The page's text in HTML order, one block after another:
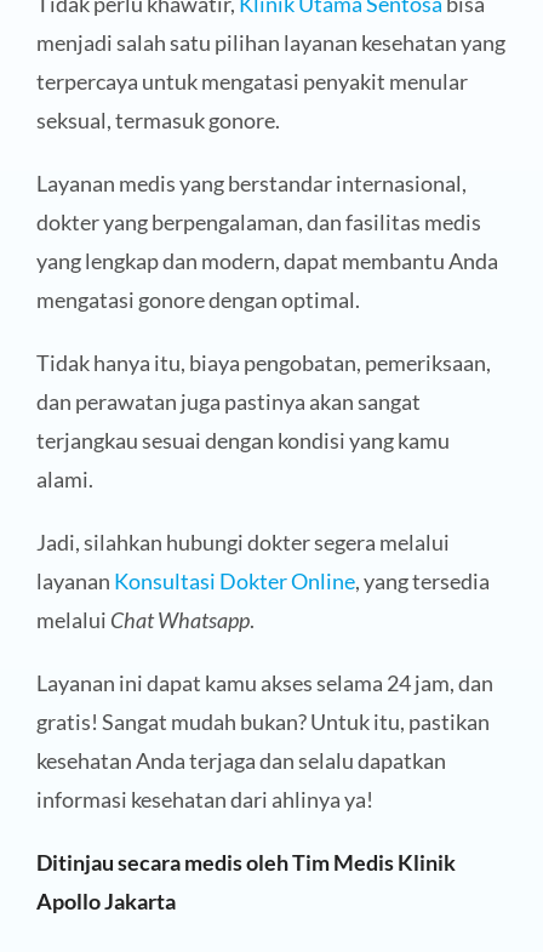
menjadi salah satu pilihan layanan kesehatan yang
terpercaya untuk mengatasi penyakit menular
seksual, termasuk gonore.
Layanan medis yang berstandar internasional,
dokter yang berpengalaman, dan fasilitas medis
yang lengkap dan modern, dapat membantu Anda
mengatasi gonore dengan optimal.
Tidak hanya itu, biaya pengobatan, pemeriksaan,
dan perawatan juga pastinya akan sangat
terjangkau sesuai dengan kondisi yang kamu
alami.
Jadi, silahkan hubungi dokter segera melalui
layanan Konsultasi Dokter Online, yang tersedia
melalui Chat Whatsapp.
Layanan ini dapat kamu akses selama 24 jam, dan
gratis! Sangat mudah bukan? Untuk itu, pastikan
kesehatan Anda terjaga dan selalu dapatkan
informasi kesehatan dari ahlinya ya!
Ditinjau secara medis oleh Tim Medis Klinik
Apollo Jakarta